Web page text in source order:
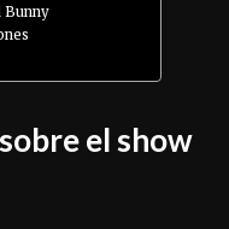
Bunny
el show